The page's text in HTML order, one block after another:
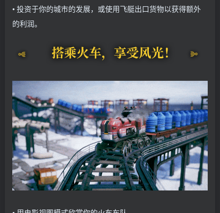
• 投资于你的城市的发展，或使用飞艇出口货物以获得额外
的利润。